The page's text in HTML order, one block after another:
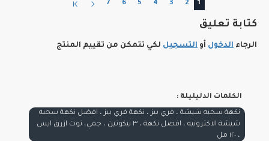
1
2
3
4
5
6
7
كتابة تعليق
الرجاء الدخول أو التسجيل لكي تتمكن من تقييم المنتج
الكلمات الدليليلة :
نكهة سحبه شيشة ، فري بيز ، نكهة فري بيز ، افضل نكهة سحبه
شيشة الاكترونيه ، افضل نكهة ، ٣ نيكوتين ، جمي، توت ازرق ايس
، ١٢٠ مل